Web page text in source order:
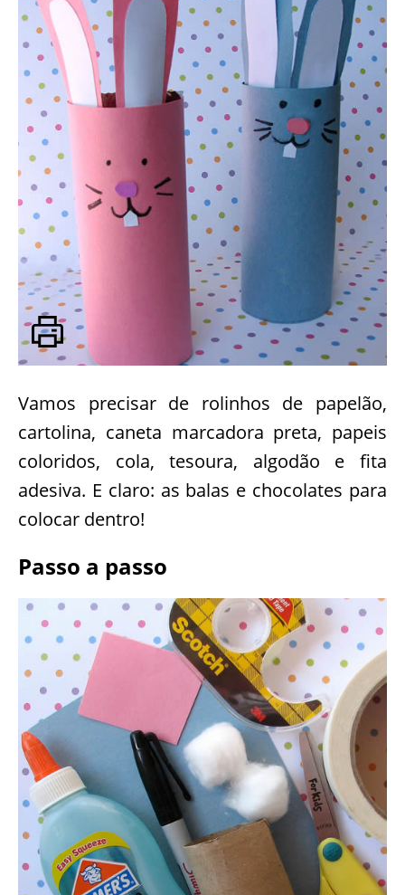
Vamos precisar de rolinhos de papelão,
cartolina, caneta marcadora preta, papeis
coloridos, cola, tesoura, algodão e fita
adesiva. E claro: as balas e chocolates para
colocar dentro!
Passo a passo